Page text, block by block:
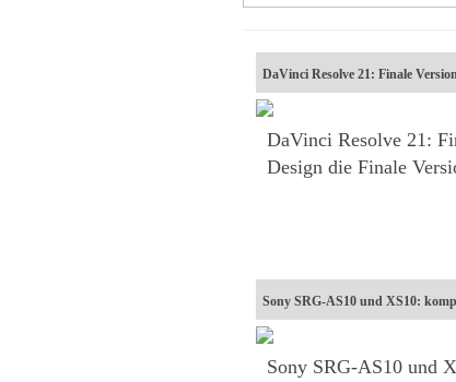
DaVinci Resolve 21: Finale
DaVinci Resolve 21:
Design die Finale
Sony SRG-AS10 und XS10:
Sony SRG-AS10 und